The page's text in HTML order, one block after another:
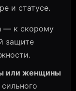
и статусе.
— к скорому
защите
или женщины